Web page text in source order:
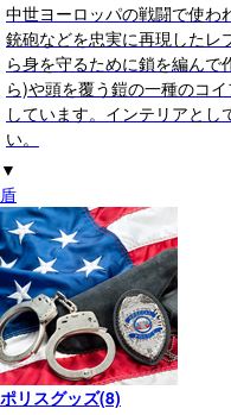
中世ヨーロッパの戦闘で使わ
銃砲などを忠実に再現したレ
ら身を守るために鎖を編ん
ら)や頭を覆う鎧の一種のコ
しています。インテリアとし
い。
▼
盾
ポリスグッズ(8)